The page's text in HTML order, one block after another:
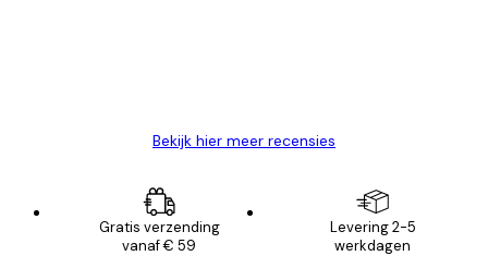
Bekijk hier meer recensies
Gratis verzending
vanaf € 59
Levering 2-5
werkdagen